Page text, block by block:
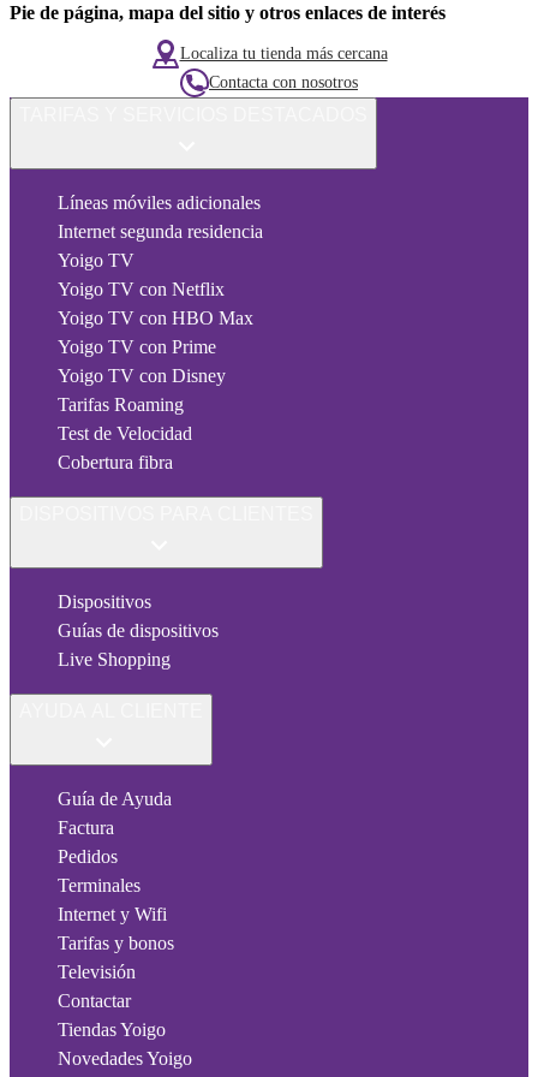
Pie de página, mapa del sitio y otros enlaces de interés
Localiza tu tienda más cercana
Contacta con nosotros
Líneas móviles adicionales
Internet segunda residencia
Yoigo TV
Yoigo TV con Netflix
Yoigo TV con HBO Max
Yoigo TV con Prime
Yoigo TV con Disney
Tarifas Roaming
Test de Velocidad
Cobertura fibra
Dispositivos
Guías de dispositivos
Live Shopping
Guía de Ayuda
Factura
Pedidos
Terminales
Internet y Wifi
Tarifas y bonos
Televisión
Contactar
Tiendas Yoigo
Novedades Yoigo